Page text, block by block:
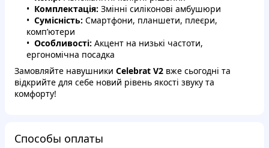
Комплектація: Змінні силіконові амбушюри
Сумісність: Смартфони, планшети, плеєри,
комп’ютери
Особливості: Акцент на низькі частоти,
ергономічна посадка
Замовляйте навушники Celebrat V2 вже сьогодні та
відкрийте для себе новий рівень якості звуку та
комфорту!
Способы оплаты